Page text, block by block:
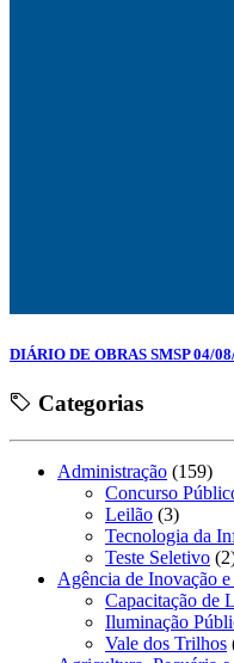
DIÁRIO DE OBRAS SMSP 04/
Categorias
Administração (159)
Concurso
Leilão (3)
Tecnologia da
Teste Seletivo
Agência de Inovação
Capacitação de
Iluminação
Vale dos Trilhos